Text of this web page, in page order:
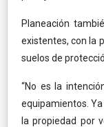
Planeación
existentes, con la
suelos de
“No es la
equipamientos.
la propiedad por